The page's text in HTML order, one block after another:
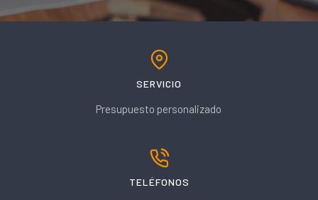
SERVICIO
Presupuesto personalizado
TELÉFONOS